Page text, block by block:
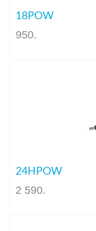
18POW
950.
24HPOW
2 590.